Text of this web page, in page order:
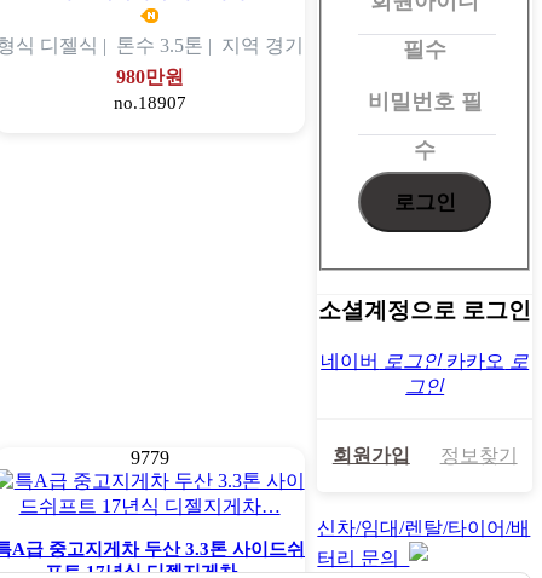
식 디젤식 | 톤수 3.5톤 | 지역 경기
980만원
no.18907
9779
A급 중고지게차 두산 3.3톤 사이드쉬
프트 17년식 디젤지게차…
필수
비밀번호필
수
소셜계정으로 로그인
네이버 로그인 카카오 로
그인
회원가입 정보찾기
신차/임대/렌탈/타이어/배
터리 문의